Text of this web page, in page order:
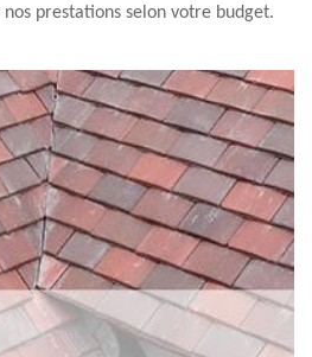
prestations selon votre budget.